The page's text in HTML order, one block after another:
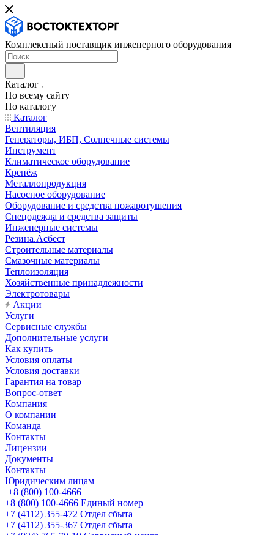
Комплексный поставщик инженерного оборудования
Каталог
По всему сайту
По каталогу
Каталог
Вентиляция
Генераторы, ИБП, Солнечные системы
Инструмент
Климатическое оборудование
Крепёж
Металлопродукция
Насосное оборудование
Оборудование и средства пожаротушения
Спецодежда и средства защиты
Инженерные системы
Резина.Асбест
Строительные материалы
Смазочные материалы
Теплоизоляция
Хозяйственные принадлежности
Электротовары
Акции
Услуги
Сервисные службы
Дополнительные услуги
Как купить
Условия оплаты
Условия доставки
Гарантия на товар
Вопрос-ответ
Компания
О компании
Команда
Контакты
Лицензии
Документы
Контакты
Юридическим лицам
+8 (800) 100-4666
+8 (800) 100-4666 Единый номер
+7 (4112) 355-472 Отдел сбыта
+7 (4112) 355-367 Отдел сбыта